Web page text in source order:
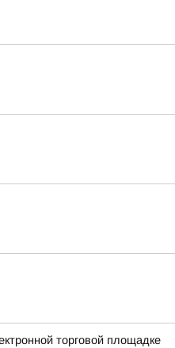
торговой площадке